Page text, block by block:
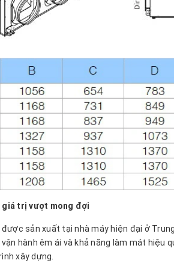
giá trị vượt mong đợi
sản xuất tại nhà máy hiện đại ở
hành êm ái và khả năng làm mát hiệu
xây dựng.